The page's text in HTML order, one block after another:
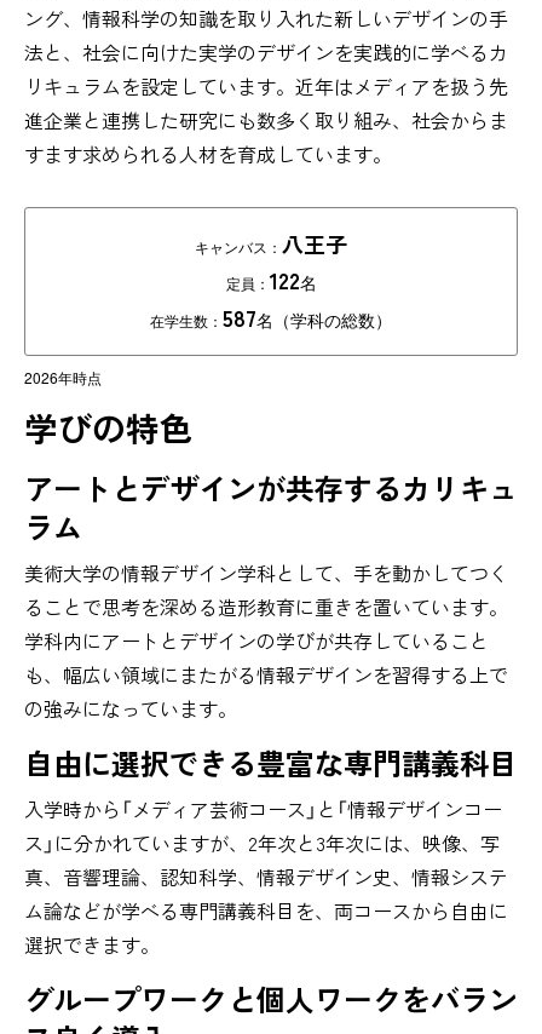
ング、情報科学の知識を取り入れた新しいデザインの手
法と、社会に向けた実学のデザインを実践的に学べるカ
リキュラムを設定しています。近年はメディアを扱う先
進企業と連携した研究にも数多く取り組み、社会からま
すます求められる人材を育成しています。
キャンバス ： 八王子
定員 ： 122名
在学生数 ： 587名（学科の総数）
2026年時点
学びの特色
アートとデザインが共存するカリキュ
ラム
美術大学の情報デザイン学科として、手を動かしてつく
ることで思考を深める造形教育に重きを置いています。
学科内にアートとデザインの学びが共存していること
も、幅広い領域にまたがる情報デザインを習得する上で
の強みになっています。
自由に選択できる豊富な専門講義科目
入学時から「メディア芸術コース」と「情報デザインコー
ス」に分かれていますが、2年次と3年次には、映像、写
真、音響理論、認知科学、情報デザイン史、情報システ
ム論などが学べる専門講義科目を、両コースから自由に
選択できます。
グループワークと個人ワークをバラン